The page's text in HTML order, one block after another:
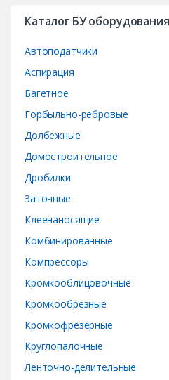
Каталог БУ оборудования
Автоподатчики
Аспирация
Багетное
Горбыльно-ребровые
Долбежные
Домостроительное
Дробилки
Заточные
Клеенаносящие
Комбинированные
Компрессоры
Кромкооблицовочные
Кромкообрезные
Кромкофрезерные
Круглопалочные
Ленточно-делительные